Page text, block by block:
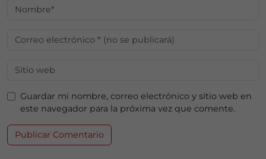
Guardar mi nombre, correo electrónico y sitio web en
este navegador para la próxima vez que comente.